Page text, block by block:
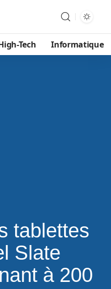
Tech Informatique
tablettes
Slate
à 200